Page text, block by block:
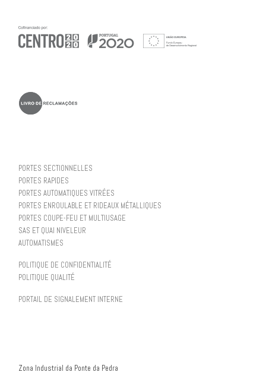
PORTES SECTIONNELLES
PORTES RAPIDES
PORTES AUTOMATIQUES VITRÉES
PORTES ENROULABLE ET RIDEAUX MÉTALLIQUES
PORTES COUPE-FEU ET MULTIUSAGE
SAS ET QUAI NIVELEUR
AUTOMATISMES
POLITIQUE DE CONFIDENTIALITÉ
POLITIQUE QUALITÉ
PORTAIL DE SIGNALEMENT INTERNE
Zona Industrial da Ponte da Pedra